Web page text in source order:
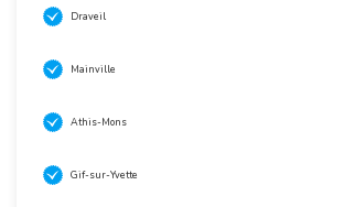
Draveil
Mainville
Athis-Mons
Gif-sur-Yvette